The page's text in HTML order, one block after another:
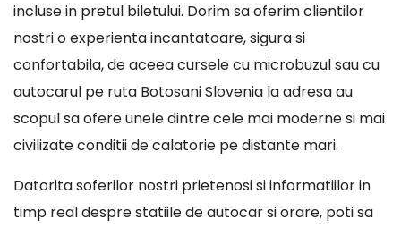
incluse in pretul biletului. Dorim sa oferim clientilor
nostri o experienta incantatoare, sigura si
confortabila, de aceea cursele cu microbuzul sau cu
autocarul pe ruta Botosani Slovenia la adresa au
scopul sa ofere unele dintre cele mai moderne si mai
civilizate conditii de calatorie pe distante mari.
Datorita soferilor nostri prietenosi si informatiilor in
timp real despre statiile de autocar si orare, poti sa